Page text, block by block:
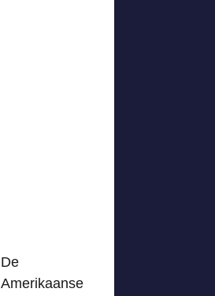
De
Amerikaanse